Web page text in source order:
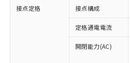
接点定格 接点構成
定格通電電流
開閉能力(AC)
本サービスは、当社
商品の当社在庫状況
(税抜)を提供させてい
当社制御機器事業取
調査・確認中：EU RoHS指
非含有の対応状況を調査
非該当品：ライセンス料な
害物質有無と関係のない商
仕入先様の事情により、非
「○」：最大均質材料含有
基準値以下であることを示
「×」：最大均質材料含有